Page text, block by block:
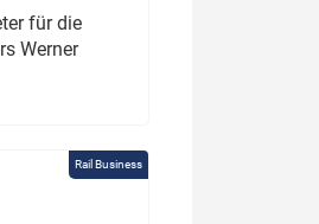
für die
Werner
Rail Business